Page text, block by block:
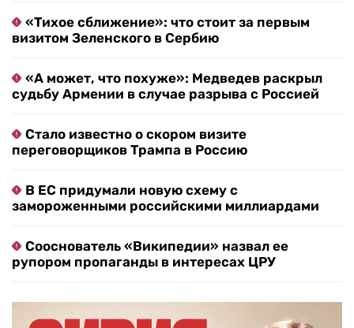
«Тихое сближение»: что стоит за первым
визитом Зеленского в Сербию
«А может, что похуже»: Медведев раскрыл
судьбу Армении в случае разрыва с Россией
Стало известно о скором визите
переговорщиков Трампа в Россию
В ЕС придумали новую схему с
замороженными российскими миллиардами
Сооснователь «Википедии» назвал ее
рупором пропаганды в интересах ЦРУ